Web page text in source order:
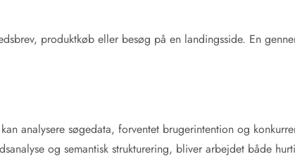
produktkøb eller besøg på en landingsside. En
analysere søgedata, forventet brugerintention og
og semantisk strukturering, bliver arbejdet både